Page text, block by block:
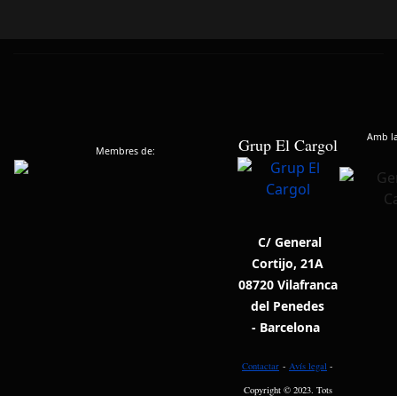
Membres de: Grup El Cargol Amb
C/ General
Cortijo, 21A
08720 Vilafranca
del Penedes
- Barcelona
Contactar - Avís legal -
Copyright © 2023. Tots